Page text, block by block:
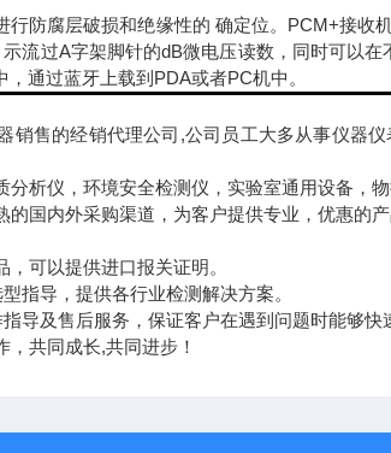
行防腐层破损和绝缘性的 确定位。PCM+接收
流过A字架脚针的dB微电压读数，同时可以
通过蓝牙上载到PDA或者PC机中。
销售的经销代理公司,公司员工大多从事仪器
分析仪，环境安全检测仪，实验室通用设备，
的国内外采购渠道，为客户提供专业，优惠的
可以提供进口报关证明。
指导，提供各行业检测解决方案。
导及售后服务，保证客户在遇到问题时能够快
共同成长,共同进步！